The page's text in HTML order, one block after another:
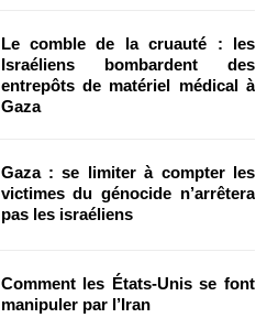
Le comble de la cruauté : les
Israéliens bombardent des
entrepôts de matériel médical à
Gaza
Gaza : se limiter à compter les
victimes du génocide n’arrêtera
pas les israéliens
Comment les États-Unis se font
manipuler par l’Iran